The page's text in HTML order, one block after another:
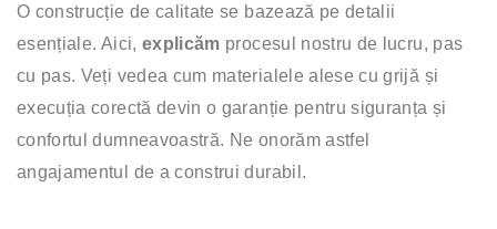
O construcție de calitate se bazează pe detalii
esențiale. Aici, explicăm procesul nostru de lucru, pas
cu pas. Veți vedea cum materialele alese cu grijă și
execuția corectă devin o garanție pentru siguranța și
confortul dumneavoastră. Ne onorăm astfel
angajamentul de a construi durabil.